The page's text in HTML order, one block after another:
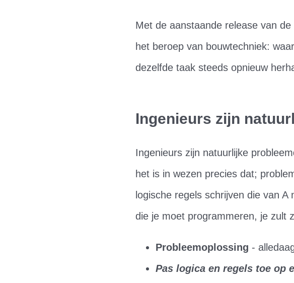
Met de aanstaande release van de
het beroep van bouwtechniek:
dezelfde taak steeds opnieuw
Ingenieurs zijn
Ingenieurs zijn natuurlijke
het is in wezen precies dat;
logische regels schrijven die van
die je moet programmeren, je zult
Probleemoplossing -
Pas logica en regels toe op